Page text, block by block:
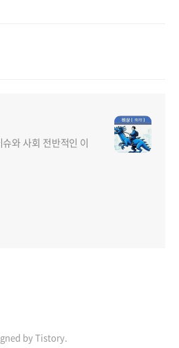
와 사회 전반적인 이
by Tistory.